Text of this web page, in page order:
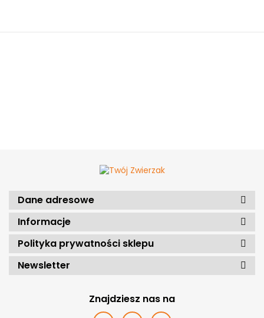
Dane adresowe
Informacje
Polityka prywatności sklepu
Newsletter
Znajdziesz nas na